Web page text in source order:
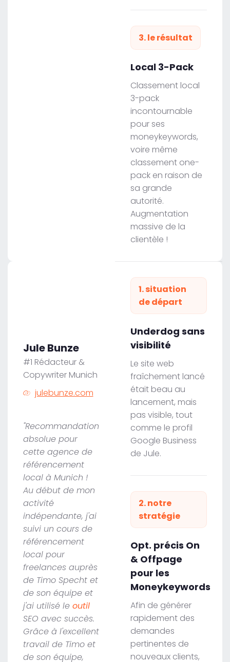
3. le résultat
Local 3-Pack
Classement local
3-pack
incontournable
pour ses
moneykeywords,
voire même
classement one-
pack en raison de
sa grande
autorité.
Augmentation
massive de la
clientèle !
Jule Bunze
#1 Rédacteur &
Copywriter Munich
julebunze.com
"Recommandation
absolue pour
cette agence de
référencement
local à Munich !
Au début de mon
activité
indépendante, j'ai
suivi un cours de
référencement
local pour
freelances auprès
de Timo Specht et
de son équipe et
j'ai utilisé le outil
SEO avec succès.
Grâce à l'excellent
travail de Timo et
de son équipe,
1. situation
de départ
Underdog sans
visibilité
Le site web
fraîchement lancé
était beau au
lancement, mais
pas visible, tout
comme le profil
Google Business
de Jule.
2. notre
stratégie
Opt. précis On
& Offpage
pour les
Moneykeywords
Afin de générer
rapidement des
demandes
pertinentes de
nouveaux clients,